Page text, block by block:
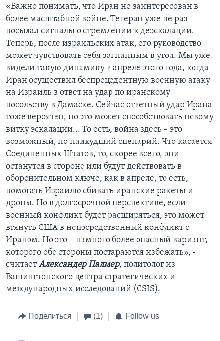
«Важно понимать, что Иран не заинтересован в
более масштабной войне. Тегеран уже не раз
посылал сигналы о стремлении к деэскалации.
Теперь, после израильских атак, его руководство
может чувствовать себя загнанным в угол. Мы уже
видели такую динамику в апреле этого года, когда
Иран осуществил беспрецедентную военную атаку
на Израиль в ответ на удар по иранскому
посольству в Дамаске. Сейчас ответный удар Ирана
тоже вероятен, но это может способствовать новому
витку эскалации... То есть, война здесь – это
возможный, но наихудший сценарий. Что касается
Соединенных Штатов, то, скорее всего, они
останутся в стороне или будут действовать в
оборонительном ключе, как в апреле, то есть,
помогать Израилю сбивать иранские ракеты и
дроны. Но в долгосрочной перспективе, если
военный конфликт будет расширяться, это может
втянуть США в непосредственный конфликт с
Ираном. Но это – намного более опасный вариант,
которого обе стороны постараются избежать», -
считаетАлександер Палмер, политолог из
Вашингтонского центра стратегических и
международных исследований (CSIS).
Поделиться (1) Follow us